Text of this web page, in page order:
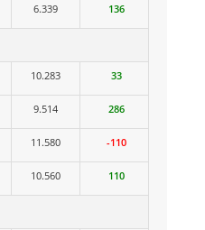
6.339 136
10.283 33
9.514 286
11.580 -110
10.560 110